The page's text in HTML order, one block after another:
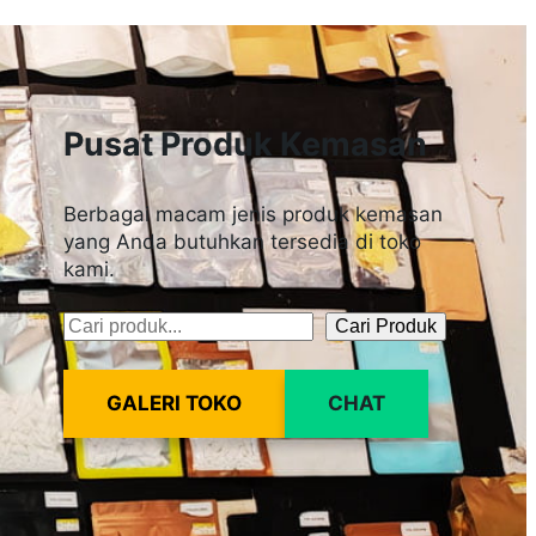
Pusat Produk Kemasan
Berbagai macam jenis produk kemasan
yang Anda butuhkan tersedia di toko
kami.
Pencarian Cari Produk
GALERI TOKO CHAT